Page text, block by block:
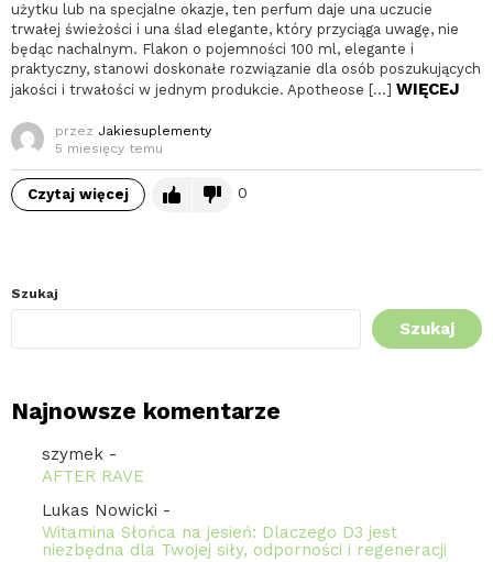
użytku lub na specjalne okazje, ten perfum daje una uczucie
trwałej świeżości i una ślad elegante, który przyciąga uwagę, nie
będąc nachalnym. Flakon o pojemności 100 ml, elegante i
praktyczny, stanowi doskonałe rozwiązanie dla osób poszukujących
jakości i trwałości w jednym produkcie. Apotheose […] WIĘCEJ
przez Jakiesuplementy
5 miesięcy temu
Czytaj więcej 0
Szukaj
Szukaj
Najnowsze komentarze
szymek -
AFTER RAVE
Lukas Nowicki -
Witamina Słońca na jesień: Dlaczego D3 jest
niezbędna dla Twojej siły, odporności i regeneracji